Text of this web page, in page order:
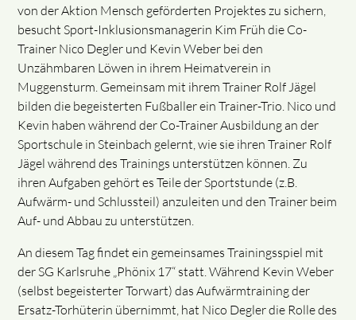
von der Aktion Mensch geförderten Projektes zu sichern,
besucht Sport-Inklusionsmanagerin Kim Früh die Co-
Trainer Nico Degler und Kevin Weber bei den
Unzähmbaren Löwen in ihrem Heimatverein in
Muggensturm. Gemeinsam mit ihrem Trainer Rolf Jägel
bilden die begeisterten Fußballer ein Trainer-Trio. Nico und
Kevin haben während der Co-Trainer Ausbildung an der
Sportschule in Steinbach gelernt, wie sie ihren Trainer Rolf
Jägel während des Trainings unterstützen können. Zu
ihren Aufgaben gehört es Teile der Sportstunde (z.B.
Aufwärm- und Schlussteil) anzuleiten und den Trainer beim
Auf- und Abbau zu unterstützen.
An diesem Tag findet ein gemeinsames Trainingsspiel mit
der SG Karlsruhe „Phönix 17“ statt. Während Kevin Weber
(selbst begeisterter Torwart) das Aufwärmtraining der
Ersatz-Torhüterin übernimmt, hat Nico Degler die Rolle des